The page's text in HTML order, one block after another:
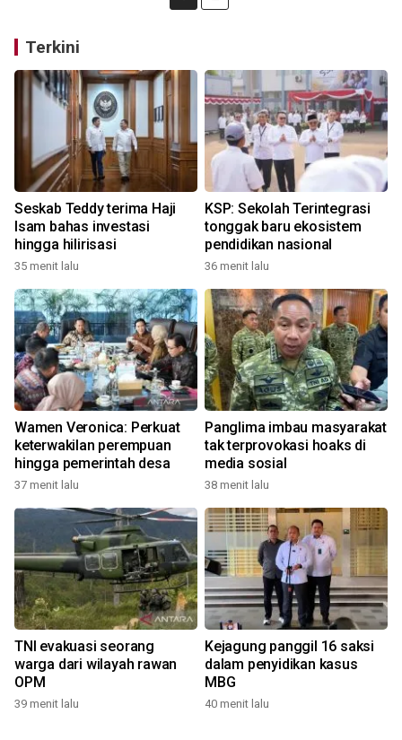
Terkini
Seskab Teddy terima Haji
Isam bahas investasi
hingga hilirisasi
35 menit lalu
KSP: Sekolah Terintegrasi
tonggak baru ekosistem
pendidikan nasional
36 menit lalu
Wamen Veronica: Perkuat
keterwakilan perempuan
hingga pemerintah desa
37 menit lalu
Panglima imbau masyarakat
tak terprovokasi hoaks di
media sosial
38 menit lalu
TNI evakuasi seorang
warga dari wilayah rawan
OPM
39 menit lalu
Kejagung panggil 16 saksi
dalam penyidikan kasus
MBG
40 menit lalu